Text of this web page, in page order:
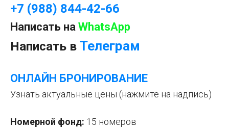
+7 (988) 844-42-66
Написать на WhatsApp
Написать в Телеграм
ОНЛАЙН БРОНИРОВАНИ Е
Узнать актуальные цены (нажмите на надпись)
Номерной фонд: 15 номеров